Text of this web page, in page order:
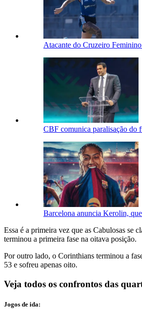
Atacante do Cruzeiro
CBF comunica paralisação do
Barcelona anuncia Kerolin,
Essa é a primeira vez que as Cabulosas se
terminou a primeira fase na oitava posição.
Por outro lado, o Corinthians terminou a
53 e sofreu apenas oito.
Veja todos os confrontos das
Jogos de ida: